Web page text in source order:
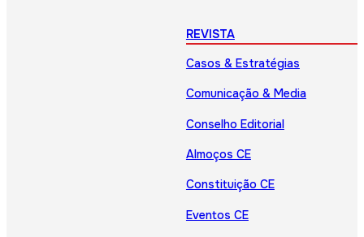
REVISTA
Casos & Estratégias
Comunicação & Media
Conselho Editorial
Almoços CE
Constituição CE
Eventos CE